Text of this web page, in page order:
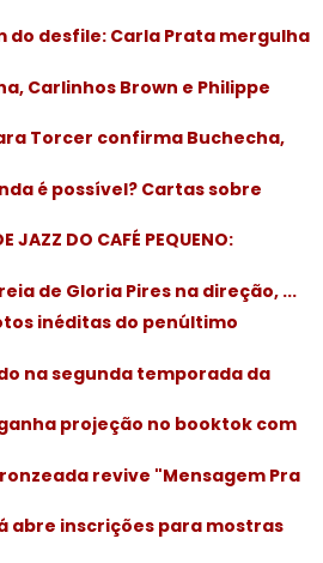
do desfile: Carla Prata mergulha
Carlinhos Brown e Philippe
Torcer confirma Buchecha,
é possível? Cartas sobre
JAZZ DO CAFÉ PEQUENO:
de Gloria Pires na direção, ...
inéditas do penúltimo
na segunda temporada da
projeção no booktok com
revive "Mensagem Pra
abre inscrições para mostras